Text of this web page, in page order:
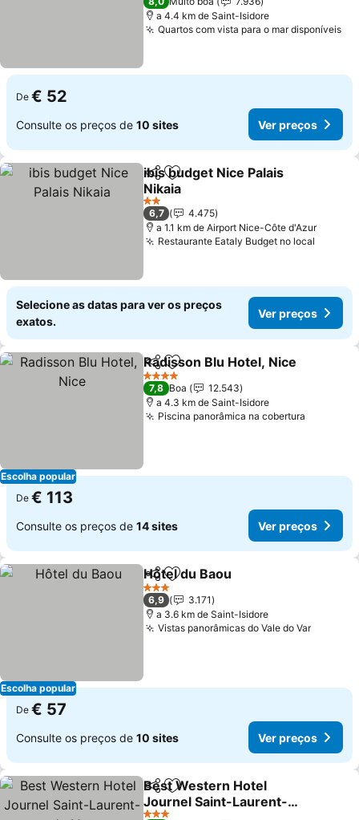
a 4.4 km de Saint-Isidore
Quartos com vista para o mar disponíveis
De € 52
Consulte os preços de 10 sites Ver preços
PartilharAdicionar aos favoritos
ibis budget Nice Palais
Nikaia
Ver preços
2 Estrelas
6,7
4.475
a 1.1 km de Airport Nice-Côte d'Azur
Restaurante Eataly Budget no local
Selecione as datas para ver os preços
exatos.
Ver preços
Escolha popular
PartilharAdicionar aos favoritos
Radisson Blu Hotel, Nice
4 Estrelas
7,8 Boa
12.543
a 4.3 km de Saint-Isidore
Piscina panorâmica na cobertura
De € 113
Consulte os preços de 14 sites Ver preços
Escolha popular
PartilharAdicionar aos favoritos
Hôtel du Baou
3 Estrelas
6,9
3.171
a 3.6 km de Saint-Isidore
Vistas panorâmicas do Vale do VarVer
De € 57
Consulte os preços de 10 sites Ver preços
PartilharAdicionar aos favoritos
Best Western Hotel
Journel Saint-Laurent-